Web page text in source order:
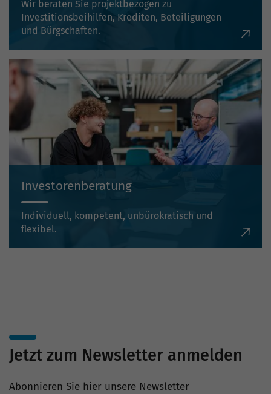
Wir beraten Sie projektbezogen zu
Investitionsbeihilfen, Krediten, Beteiligungen
und Bürgschaften.
Investorenberatung
Individuell, kompetent, unbürokratisch und
flexibel.
Jetzt zum Newsletter anmelden
Abonnieren Sie hier unsere Newsletter